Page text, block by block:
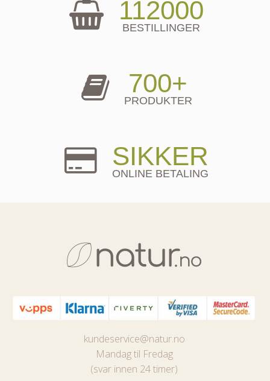
112000
BESTILLINGER
700+
PRODUKTER
SIKKER
ONLINE BETALING
kundeservice@natur.no
Mandag til Fredag
(svar innen 24 timer)